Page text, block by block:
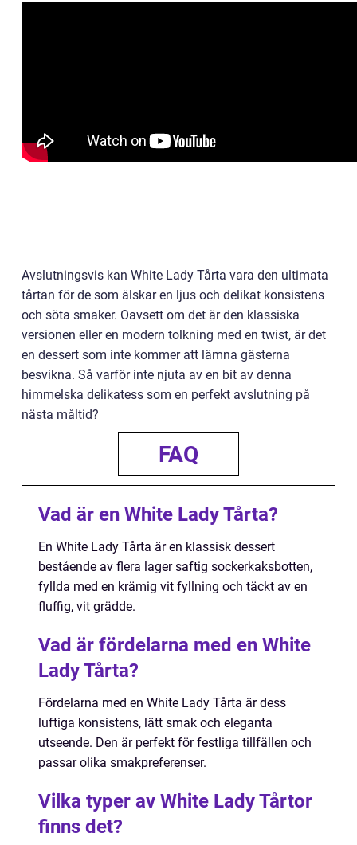
Avslutningsvis kan White Lady Tårta vara den ultimata
tårtan för de som älskar en ljus och delikat konsistens
och söta smaker. Oavsett om det är den klassiska
versionen eller en modern tolkning med en twist, är det
en dessert som inte kommer att lämna gästerna
besvikna. Så varför inte njuta av en bit av denna
himmelska delikatess som en perfekt avslutning på
nästa måltid?
FAQ
Vad är en White Lady Tårta?
En White Lady Tårta är en klassisk dessert
bestående av flera lager saftig sockerkaksbotten,
fyllda med en krämig vit fyllning och täckt av en
fluffig, vit grädde.
Vad är fördelarna med en White
Lady Tårta?
Fördelarna med en White Lady Tårta är dess
luftiga konsistens, lätt smak och eleganta
utseende. Den är perfekt för festliga tillfällen och
passar olika smakpreferenser.
Vilka typer av White Lady Tårtor
finns det?